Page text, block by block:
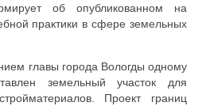
об опубликованном на
практики в сфере земельных
главы города Вологды одному
земельный участок для
Проект границ